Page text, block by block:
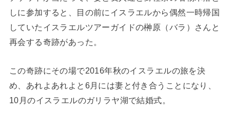
しに参加すると、目の前にイスラエルから偶然一時帰国
していたイスラエルツアーガイドの榊原（バラ）さんと
再会する奇跡があった。
この奇跡にその場で2016年秋のイスラエルの旅を決
め、あれよあれよと6月には妻と付き合うことになり、
10月のイスラエルのガリラヤ湖で結婚式。